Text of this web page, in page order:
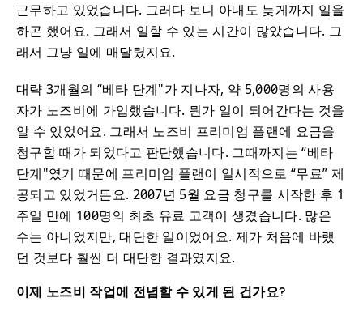
근무하고 있었습니다. 그러다 보니 아내도 늦게까지 일을
하곤 했어요. 그래서 일할 수 있는 시간이 많았습니다. 그
래서 그냥 일에 매달렸지요.
대략 3개월의 “베타 단계"가 지나자, 약 5,000명의 사용
자가 노즈비에 가입했습니다. 뭔가 일이 되어간다는 것을
알 수 있었어요. 그래서 노즈비 프리미엄 플랜에 요금을
청구할 때가 되었다고 판단했습니다. 그때까지는 “베타
단계"였기 때문에 프리미엄 플랜이 일시적으로 “무료” 제
공되고 있었거든요. 2007년 5월 요금 청구를 시작한 후 1
주일 만에 100명의 최초 유료 고객이 생겼습니다. 많은
수는 아니었지만, 대단한 일이었어요. 제가 처음에 바랬
던 것보다 훨씬 더 대단한 결과였지요.
이제 노즈비 작업에 전념할 수 있게 된 건가요?